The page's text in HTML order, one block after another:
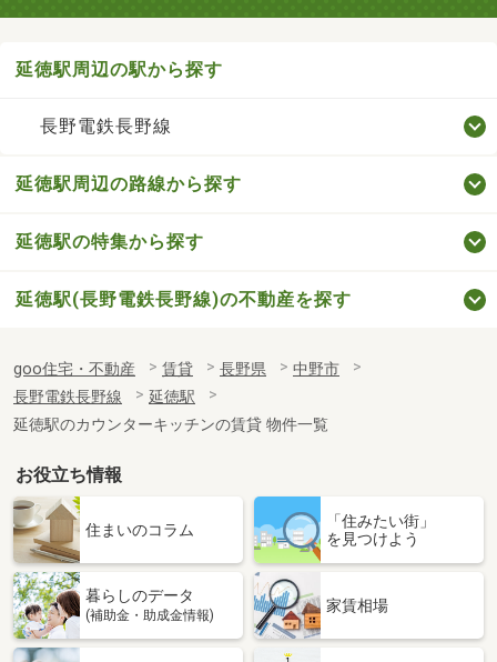
延徳駅周辺の駅から探す
長野電鉄長野線
延徳駅周辺の路線から探す
延徳駅の特集から探す
延徳駅(長野電鉄長野線)の不動産を探す
goo住宅・不動産 賃貸 長野県
中野市
長野電鉄長野線
延徳駅
延徳駅のカウンターキッチンの賃貸 物件一覧
お役立ち情報
住まいのコラム
「住みたい街」
を見つけよう
暮らしのデータ
(補助金・助成金情報)
家賃相場